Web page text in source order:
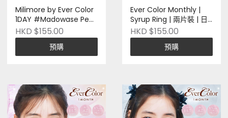
Milimore by Ever Color
1DAY #Madowase Pearl
| 十片裝 | 日本品牌 | Pre-
Order
HKD $155.00
預購
Ever Color Monthly |
Syrup Ring | 兩片裝 | 日
本品牌 | 矽水凝膠 | Pre-
order
HKD $155.00
預購